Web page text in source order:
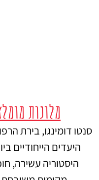
מלונות
סנטו דומינגו, בירת
היעדים הייחודיים
היסטוריה עשירה,